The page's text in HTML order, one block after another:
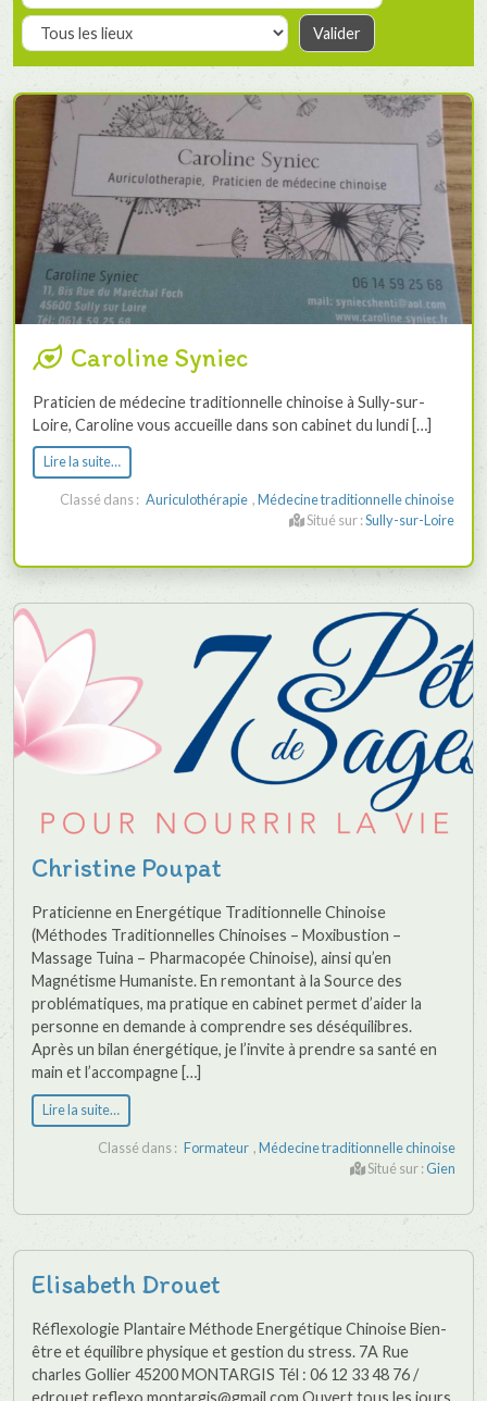
Caroline Syniec
Praticien de médecine traditionnelle chinoise à Sully-sur-
Loire, Caroline vous accueille dans son cabinet du lundi […]
Lire la suite…
Classé dans : Auriculothérapie ,Médecine traditionnelle chinoise
Situé sur :Sully-sur-Loire
Christine Poupat
Praticienne en Energétique Traditionnelle Chinoise
(Méthodes Traditionnelles Chinoises – Moxibustion –
Massage Tuina – Pharmacopée Chinoise), ainsi qu’en
Magnétisme Humaniste. En remontant à la Source des
problématiques, ma pratique en cabinet permet d’aider la
personne en demande à comprendre ses déséquilibres.
Après un bilan énergétique, je l’invite à prendre sa santé en
main et l’accompagne […]
Lire la suite…
Classé dans : Formateur ,Médecine traditionnelle chinoise
Situé sur :Gien
Elisabeth Drouet
Réflexologie Plantaire Méthode Energétique Chinoise Bien-
être et équilibre physique et gestion du stress. 7A Rue
charles Gollier 45200 MONTARGIS Tél : 06 12 33 48 76 /
edrouet.reflexo.montargis@gmail.com Ouvert tous les jours